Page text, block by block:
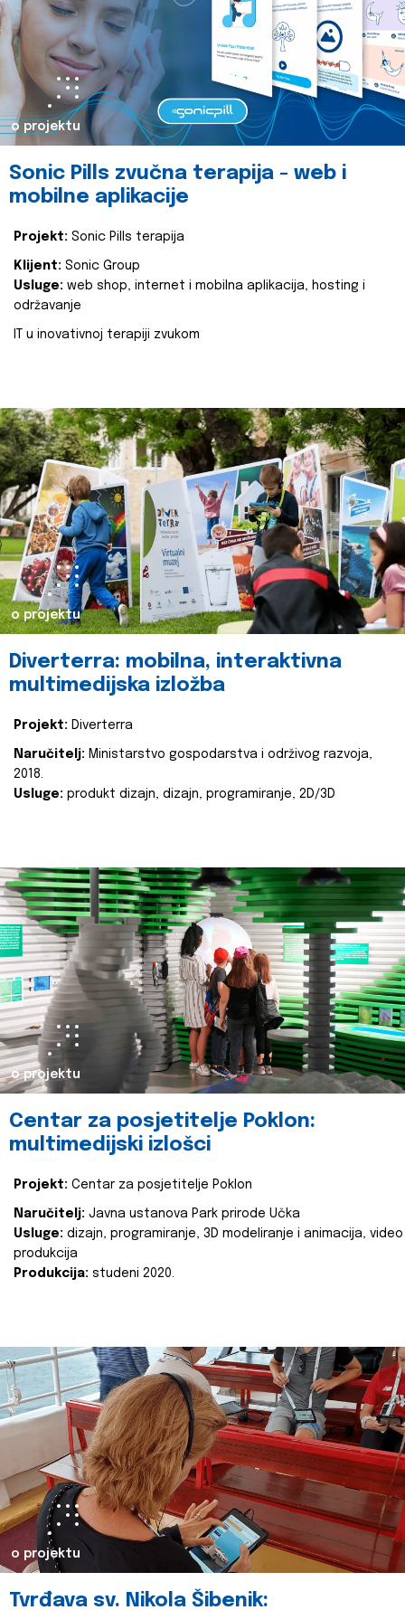
o projektu
Sonic Pills zvučna terapija - web i
mobilne aplikacije
Projekt: Sonic Pills terapija
Klijent: Sonic Group
Usluge: web shop, internet i mobilna aplikacija, hosting i
održavanje
IT u inovativnoj terapiji zvukom
o projektu
Diverterra: mobilna, interaktivna
multimedijska izložba
Projekt: Diverterra
Naručitelj: Ministarstvo gospodarstva i održivog razvoja,
2018.
Usluge: produkt dizajn, dizajn, programiranje, 2D/3D
o projektu
Centar za posjetitelje Poklon:
multimedijski izlošci
Projekt: Centar za posjetitelje Poklon
Naručitelj: Javna ustanova Park prirode Učka
Usluge: dizajn, programiranje, 3D modeliranje i animacija, video
produkcija
Produkcija: studeni 2020.
o projektu
Tvrđava sv. Nikola Šibenik: